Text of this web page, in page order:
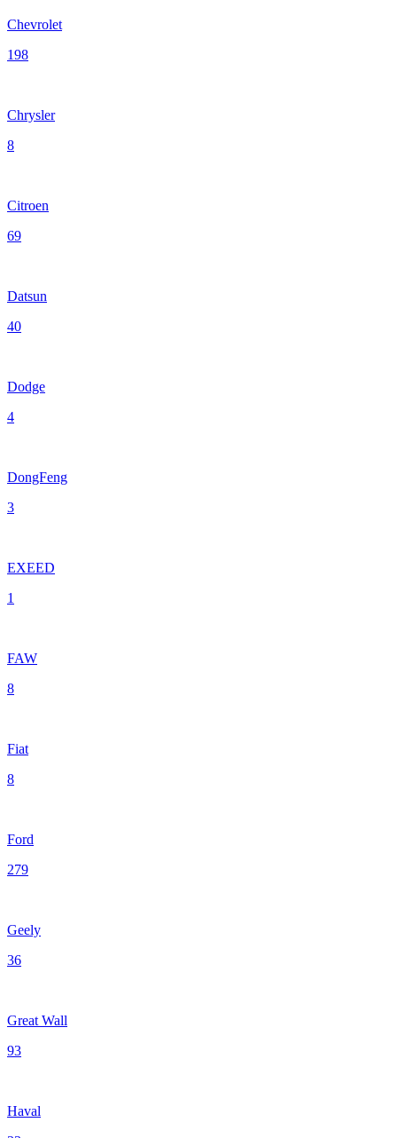
Chevrolet
198
Chrysler
8
Citroen
69
Datsun
40
Dodge
4
DongFeng
3
EXEED
1
FAW
8
Fiat
8
Ford
279
Geely
36
Great Wall
93
Haval